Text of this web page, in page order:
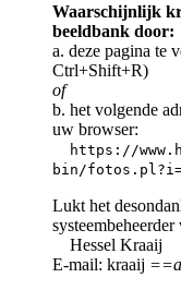
Waarschijnlijk
beeldbank door:
a. deze pagina te
Ctrl+Shift+R)
of
b. het volgende
uw browser:
https://
bin/
Lukt het
Hessel Kraaij
E-mail: kraaij